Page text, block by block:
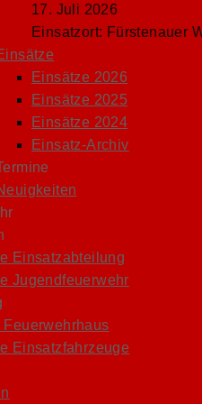
17. Juli 2026
Einsatzort: Fürstenauer
Einsätze 2026
Einsätze 2025
Einsätze 2024
Einsatz-Archiv
Einsatzabteilung
Jugendfeuerwehr
Feuerwehrhaus
Einsatzfahrzeuge